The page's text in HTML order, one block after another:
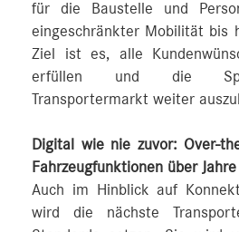
für die Baustelle und
eingeschränkter Mobilität bis
Ziel ist es, alle
erfüllen und die
Transportermarkt weiter
Digital wie nie zuvor: Over-
Fahrzeugfunktionen über
Auch im Hinblick auf
wird die nächste